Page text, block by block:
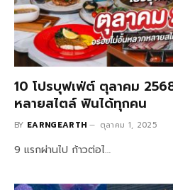
10 โปรบุฟเฟ่ต์ ตุลาคม
หลายสไตล์ ฟินได้ทุกคน
BY EARNGEARTH ตุลาคม 1, 2025
9 แรกผ่านไป ก้าวต่อไ…